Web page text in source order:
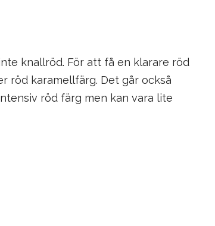
knallröd. För att få en klarare röd
röd karamellfärg. Det går också
röd färg men kan vara lite